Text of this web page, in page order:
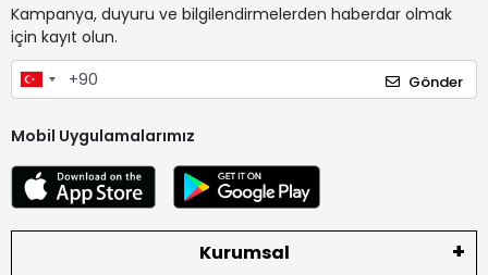
Kampanya, duyuru ve bilgilendirmelerden haberdar olmak
için kayıt olun.
Gönder
Mobil Uygulamalarımız
Kurumsal